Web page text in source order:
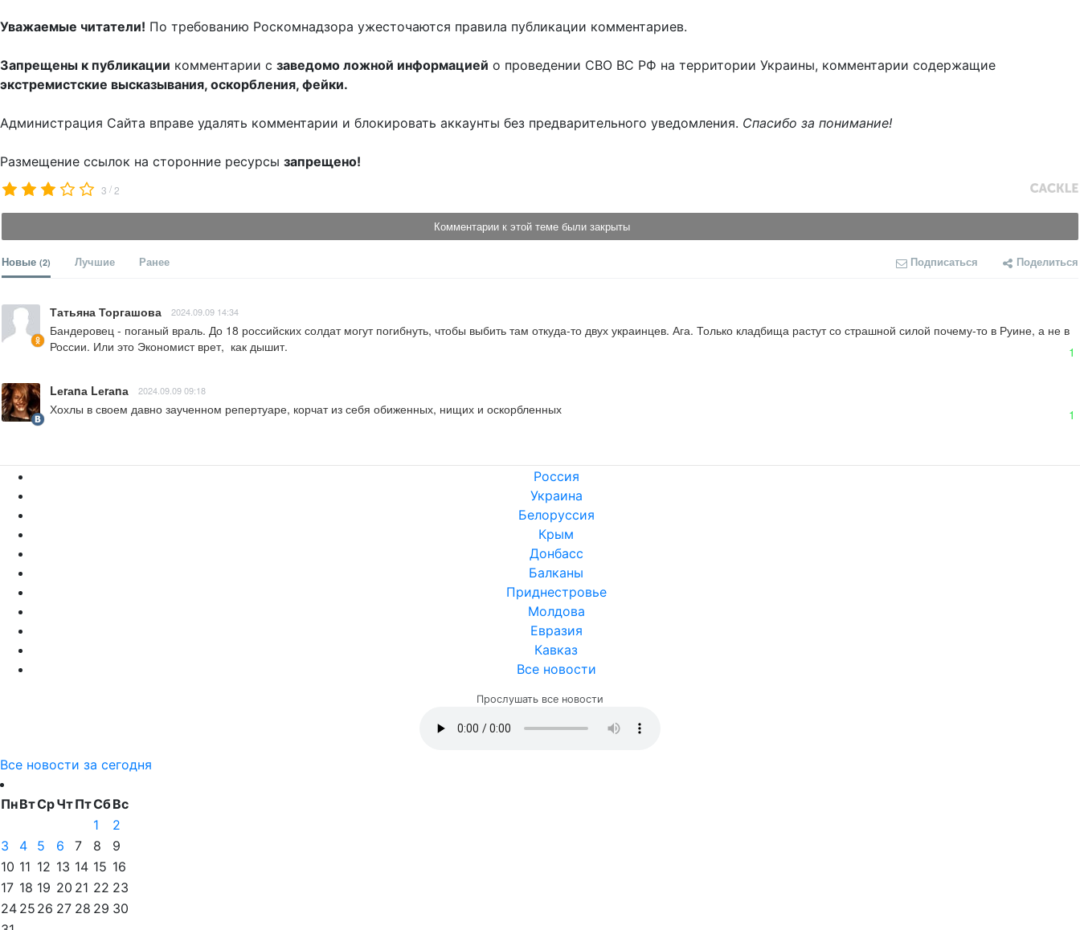
Уважаемые читатели! По требованию Роскомнадзора ужесточаются правила публикации комментариев.
Запрещены к публикации комментарии с заведомо ложной информацией о проведении СВО ВС РФ на территории Украины, комментарии содержащие
экстремистские высказывания, оскорбления, фейки.
Администрация Сайта вправе удалять комментарии и блокировать аккаунты без предварительного уведомления. Спасибо за понимание!
Размещение ссылок на сторонние ресурсы запрещено!
3 /2
Комментарии к этой теме были закрыты
Новые (2) Лучшие Ранее Подписаться Поделиться
Татьяна Торгашова 2024.09.09 14:34
Бандеровец - поганый враль. До 18 российских солдат могут погибнуть, чтобы выбить там откуда-то двух украинцев. Ага. Только кладбища растут со страшной силой почему-то в Руине, а не в
России. Или это Экономист врет,  как дышит.
1
Lеrаnа Lеrаnа 2024.09.09 09:18
Хохлы в своем давно заученном репертуаре, корчат из себя обиженных, нищих и оскорбленных 1
Россия
Украина
Белоруссия
Крым
Донбасс
Балканы
Приднестровье
Молдова
Евразия
Кавказ
Все новости
Прослушать все новости
Все новости за сегодня
ПнВтСрЧтПтСбВс
1
2
3
4 5 6 7 8
9
10 11 12 13 14 15 16
17 18 19 20 21 22 23
24 25 26 27 28 29 30